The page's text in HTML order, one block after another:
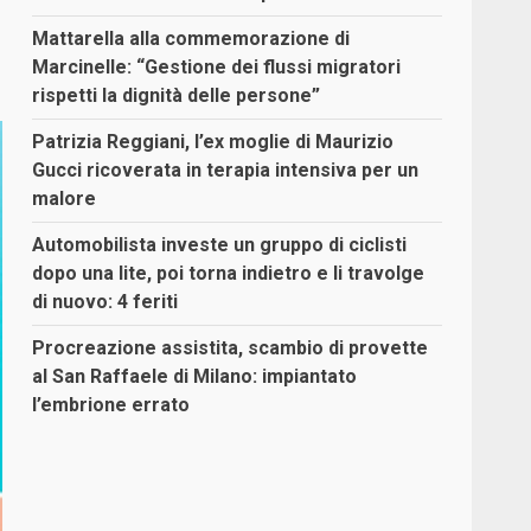
Mattarella alla commemorazione di
Marcinelle: “Gestione dei flussi migratori
rispetti la dignità delle persone”
Patrizia Reggiani, l’ex moglie di Maurizio
Gucci ricoverata in terapia intensiva per un
malore
Automobilista investe un gruppo di ciclisti
dopo una lite, poi torna indietro e li travolge
di nuovo: 4 feriti
Procreazione assistita, scambio di provette
al San Raffaele di Milano: impiantato
l’embrione errato